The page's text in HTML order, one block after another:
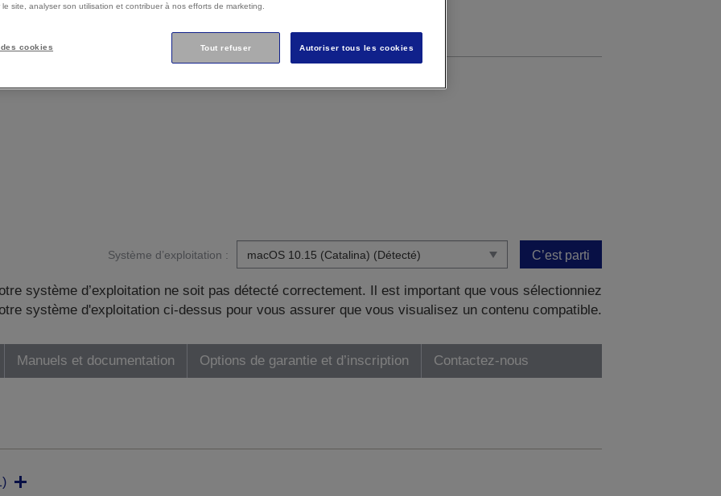
Système d’exploitation : C’est parti
système d’exploitation ne soit pas détecté correctement. Il est important que vous sélectionniez
système d'exploitation ci-dessus pour vous assurer que vous visualisez un contenu compatible.
Manuels et documentation Options de garantie et d’inscription Contactez-nous
site, analyser son utilisation et contribuer à nos efforts de marketing.
Tout refuser Autoriser tous les cookies
cookies